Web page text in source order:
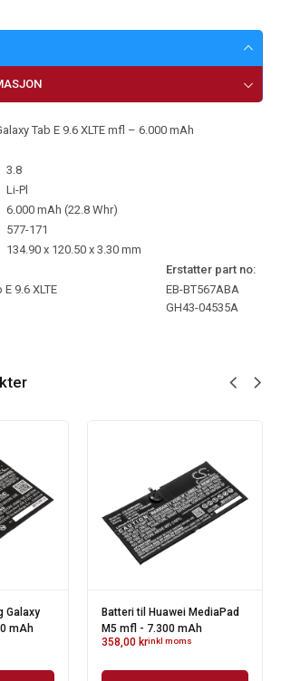
Tab E 9.6 XLTE mfl – 6.000 mAh
3.8
Li-Pl
6.000 mAh (22.8 Whr)
577-171
134.90 x 120.50 x 3.30 mm
Erstatter part no:
9.6 XLTE
EB-BT567ABA
GH43-04535A
Galaxy
mAh
Batteri til Huawei MediaPad
M5 mfl - 7.300 mAh
358,00 krinkl moms